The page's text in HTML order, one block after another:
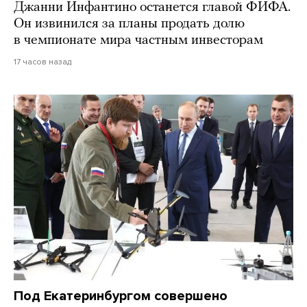
Джанни Инфантино останется главой ФИФА.
Он извинился за планы продать долю
в чемпионате мира частным инвесторам
17 часов назад
Под Екатеринбургом совершено